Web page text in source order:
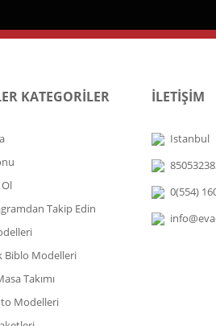
KATEGORİLER
Ol
Takip Edin
Biblo Modelleri
Takımı
Modelleri
İLETİŞİM
Istanbul
0(554)